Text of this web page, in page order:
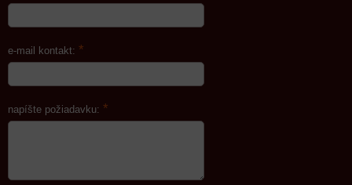
e-mail kontakt: *
napíšte požiadavku: *